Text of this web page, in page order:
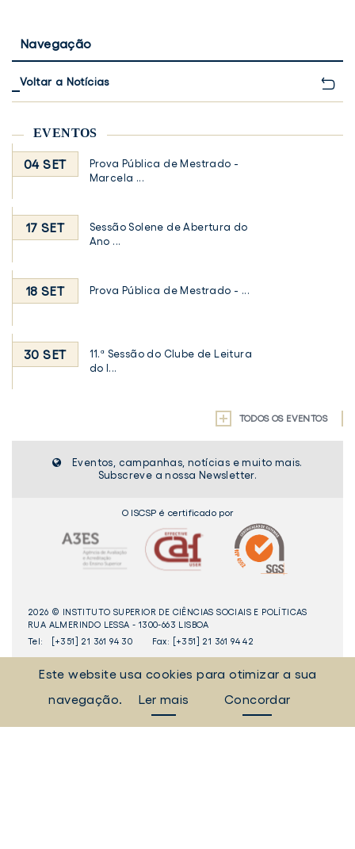
Navegação
Voltar a Notícias
EVENTOS
04 SET
Prova Pública de Mestrado -
Marcela ...
17 SET
Sessão Solene de Abertura do
Ano ...
18 SET Prova Pública de Mestrado - ...
30 SET
11.ª Sessão do Clube de Leitura
do I...
TODOS OS EVENTOS
Eventos, campanhas, notícias e muito mais.
Subscreve a nossa Newsletter.
O ISCSP é certificado por
2026 © INSTITUTO SUPERIOR DE CIÊNCIAS SOCIAIS E POLÍTICAS
RUA ALMERINDO LESSA - 1300-663 LISBOA
Tel:
[+351] 21 361 94 30 Fax: [+351] 21 361 94 42
_Sempre Ligados
Este website usa cookies para otimizar a sua
navegação.
Ler mais Concordar